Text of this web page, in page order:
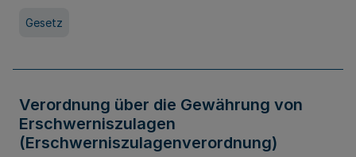
Gesetz
Verordnung über die Gewährung von
Erschwerniszulagen
(Erschwerniszulagenverordnung)